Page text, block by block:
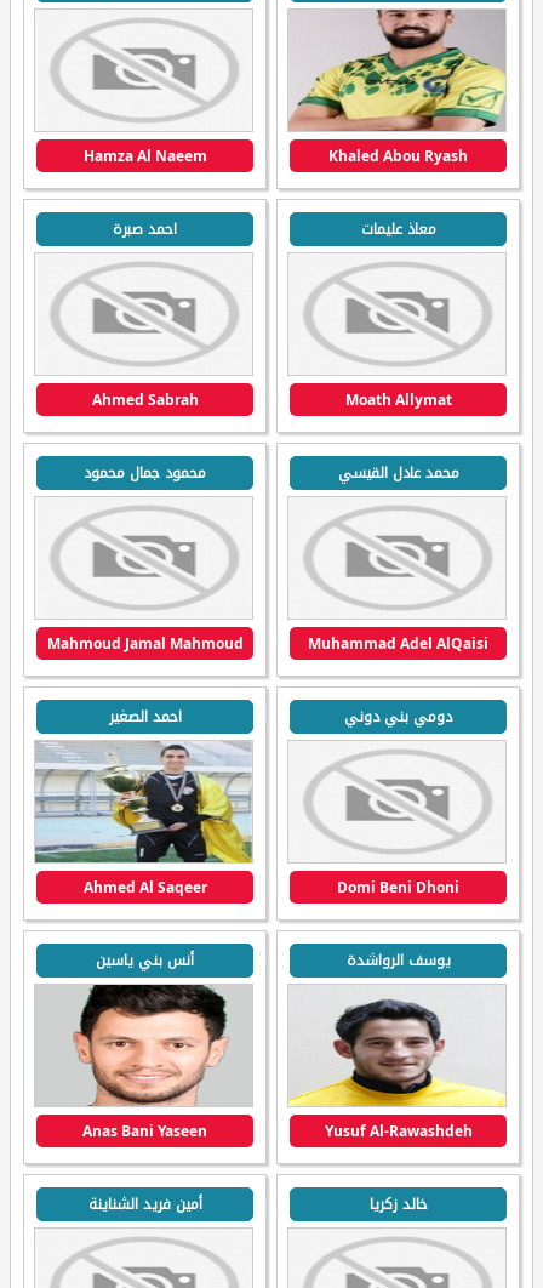
Khaled Abou Ryash
Hamza Al Naeem
معاذ عليمات
Moath Allymat
احمد صبرة
Ahmed Sabrah
محمد عادل القيسي
Muhammad Adel AlQaisi
محمود جمال محمود
Mahmoud Jamal Mahmoud
دومي بني دوني
Domi Beni Dhoni
احمد الصغير
Ahmed Al Saqeer
يوسف الرواشدة
Yusuf Al-Rawashdeh
أنس بني ياسين
Anas Bani Yaseen
خالد زكريا أمين فريد الشناينة